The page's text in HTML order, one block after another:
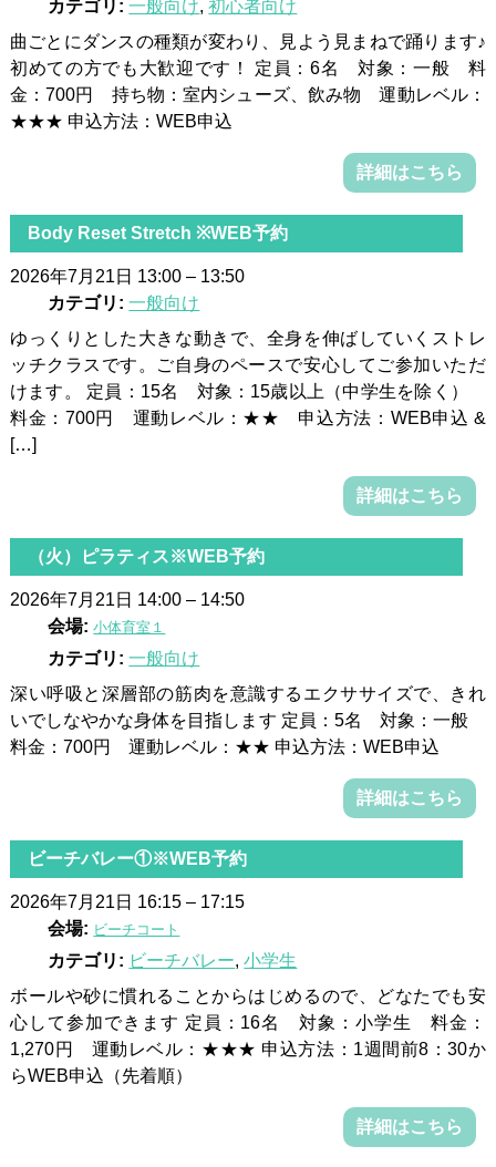
カテゴリ: 一般向け,初心者向け
曲ごとにダンスの種類が変わり、見よう見まねで踊ります♪
初めての方でも大歓迎です！ 定員：6名 対象：一般 料
金：700円 持ち物：室内シューズ、飲み物 運動レベル：
★★★ 申込方法：WEB申込
詳細はこちら
Body Reset Stretch ※WEB予約
2026年7月21日 13:00– 13:50
カテゴリ: 一般向け
ゆっくりとした大きな動きで、全身を伸ばしていくストレ
ッチクラスです。ご自身のペースで安心してご参加いただ
けます。 定員：15名 対象：15歳以上（中学生を除く）
料金：700円 運動レベル：★★ 申込方法：WEB申込 &
[…]
詳細はこちら
（火）ピラティス※WEB予約
2026年7月21日 14:00– 14:50
会場: 小体育室１
カテゴリ: 一般向け
深い呼吸と深層部の筋肉を意識するエクササイズで、きれ
いでしなやかな身体を目指します 定員：5名 対象：一般
料金：700円 運動レベル：★★ 申込方法：WEB申込
詳細はこちら
ビーチバレー①※WEB予約
2026年7月21日 16:15– 17:15
会場: ビーチコート
カテゴリ: ビーチバレー,小学生
ボールや砂に慣れることからはじめるので、どなたでも安
心して参加できます 定員：16名 対象：小学生 料金：
1,270円 運動レベル：★★★ 申込方法：1週間前8：30か
らWEB申込（先着順）
詳細はこちら